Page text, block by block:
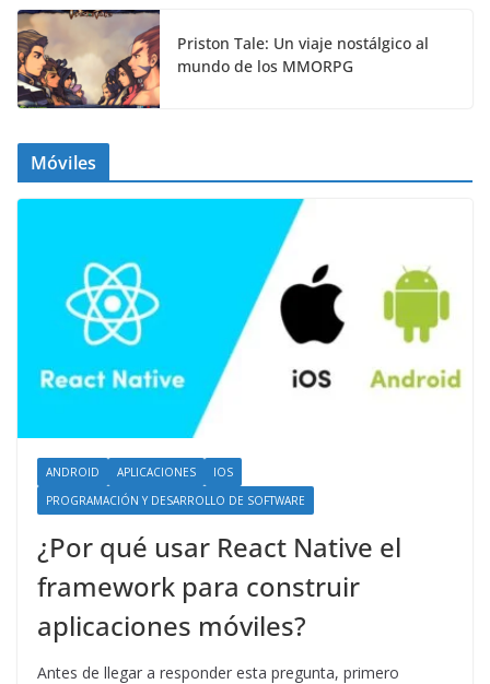
Priston Tale: Un viaje nostálgico al
mundo de los MMORPG
Móviles
ANDROID APLICACIONES
IOS
PROGRAMACIÓN Y DESARROLLO DE SOFTWARE
¿Por qué usar React Native el
framework para construir
aplicaciones móviles?
Antes de llegar a responder esta pregunta, primero